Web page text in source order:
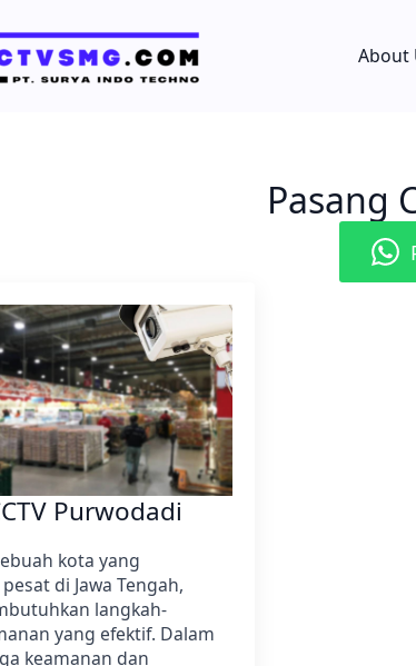
About
Pasang
Purwodadi
kota yang
di Jawa Tengah,
langkah-
yang efektif. Dalam
keamanan dan